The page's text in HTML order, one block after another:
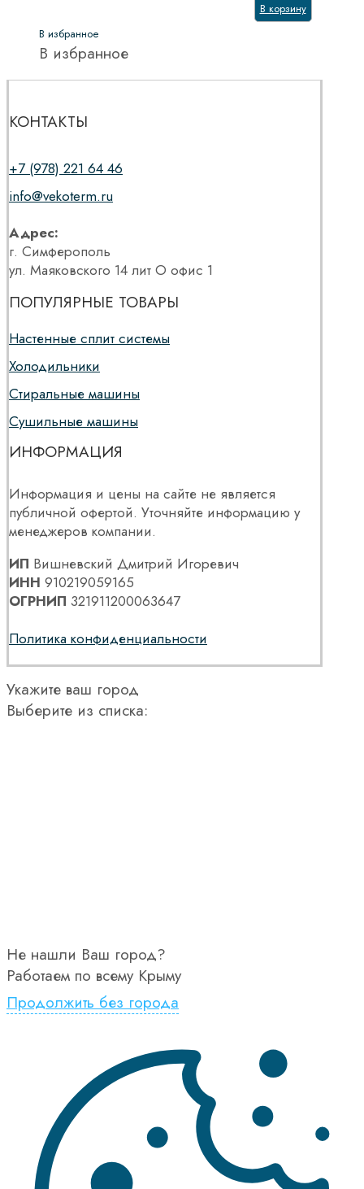
В корзину
В избранное
В избранное
КОНТАКТЫ
+7 (978) 221 64 46
info@vekoterm.ru
Адрес:
г. Симферополь
ул. Маяковского 14 лит О офис 1
ПОПУЛЯРНЫЕ ТОВАРЫ
Настенные сплит системы
Холодильники
Стиральные машины
Сушильные машины
ИНФОРМАЦИЯ
Информация и цены на сайте не является
публичной офертой. Уточняйте информацию у
менеджеров компании.
ИП Вишневский Дмитрий Игоревич
ИНН 910219059165
ОГРНИП 321911200063647
Политика конфиденциальности
Укажите ваш город
Выберите из списка:
Не нашли Ваш город?
Работаем по всему Крыму
Продолжить без города